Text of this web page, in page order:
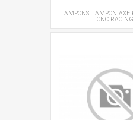
TAMPONS TAMPON AXE
CNC RACING